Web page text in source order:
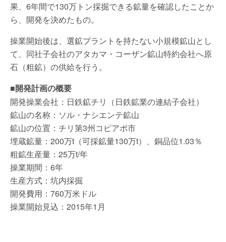
果、6年間で130万トン採掘できる鉱量を確認したことか
ら、開発を決めたもの。
操業開始後は、選鉱プラントを持たない小規模鉱山とし
て、同社子会社のアタカマ・コーザン鉱山特約会社へ原
石（粗鉱）の供給を行う。
■開発計画の概要
開発操業会社：日鉄鉱チリ（日鉄鉱業の連結子会社）
鉱山の名称：ソル・ナシエンテ鉱山
鉱山の位置：チリ第3州コピアポ市
埋蔵鉱量：200万t（可採鉱量130万t）、銅品位1.03％
粗鉱生産量：25万t/年
操業期間：6年
生産方式：坑内採掘
開発費用：760万米ドル
操業開始見込：2015年1月